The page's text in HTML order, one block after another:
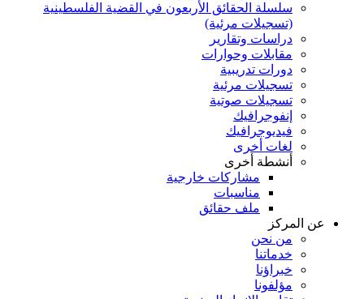
سلسلة الحقائق الأربعون في القضية الفلسطينية
(تسجيلات مرئية)
دراسات وتقارير
مقابلات وحوارات
دورات تدريبية
تسجيلات مرئية
تسجيلات صوتية
إنفوجرافيك
فيديوجرافيك
لغات أخرى
أنشطة أخرى
مشاركات خارجية
مناسبات
ملف حقائق
عن المركز
من نحن
خدماتنا
خبراؤنا
مؤلفونا